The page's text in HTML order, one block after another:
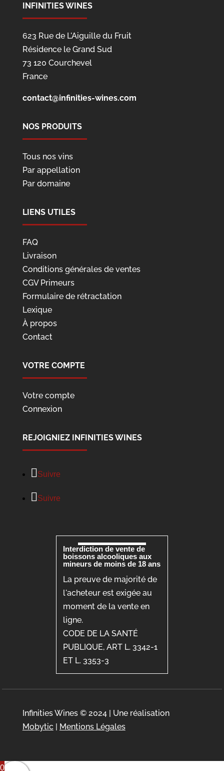
INFINITIES WINES
623 Rue de L'Aiguille du Fruit
Résidence le Grand Sud
73 120 Courchevel
France
contact@infinities-wines.com
NOS PRODUITS
Tous nos vins
Par appellation
Par domaine
LIENS UTILES
FAQ
Livraison
Conditions générales de ventes
CGV Primeurs
Formulaire de rétractation
Lexique
À propos
Contact
VOTRE COMPTE
Votre compte
Connexion
REJOIGNIEZ INFINITIES WINES
Suivre
Suivre
Interdiction de vente de
boissons alcooliques aux
mineurs de moins de 18 ans
La preuve de majorité de
l'acheteur est exigée au
moment de la vente en
ligne.
CODE DE LA SANTÉ
PUBLIQUE, ART L. 3342-1
ET L. 3353-3
Infinities Wines © 2024 | Une réalisation
Mobytic | Mentions Légales
0